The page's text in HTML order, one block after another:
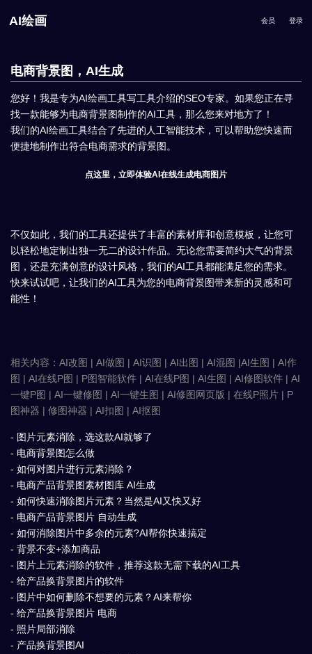
AI绘画 会员 登录
电商背景图，AI生成
您好！我是专为AI绘画工具写工具介绍的SEO专家。如果您正在寻
找一款能够为电商背景图制作的AI工具，那么您来对地方了！
我们的AI绘画工具结合了先进的人工智能技术，可以帮助您快速而
便捷地制作出符合电商需求的背景图。
点这里，立即体验AI在线生成电商图片
不仅如此，我们的工具还提供了丰富的素材库和创意模板，让您可
以轻松地定制出独一无二的设计作品。无论您需要简约大气的背景
图，还是充满创意的设计风格，我们的AI工具都能满足您的需求。
快来试试吧，让我们的AI工具为您的电商背景图带来新的灵感和可
能性！
相关内容：AI改图 | AI做图 | AI识图 | AI出图 | AI混图 |AI生图 | AI作
图 | AI在线P图 | P图智能软件 | AI在线P图 | AI生图 | AI修图软件 | AI
一键P图 | AI一键修图 | AI一键生图 | AI修图网页版 | 在线P照片 | P
图神器 | 修图神器 | AI扣图 | AI抠图
- 图片元素消除，选这款AI就够了
- 电商背景图怎么做
- 如何对图片进行元素消除？
- 电商产品背景图素材图库 AI生成
- 如何快速消除图片元素？当然是AI又快又好
- 电商产品背景图片 自动生成
- 如何消除图片中多余的元素?AI帮你快速搞定
- 背景不变+添加商品
- 图片上元素消除的软件，推荐这款无需下载的AI工具
- 给产品换背景图片的软件
- 图片中如何删除不想要的元素？AI来帮你
- 给产品换背景图片 电商
- 照片局部消除
- 产品换背景图AI